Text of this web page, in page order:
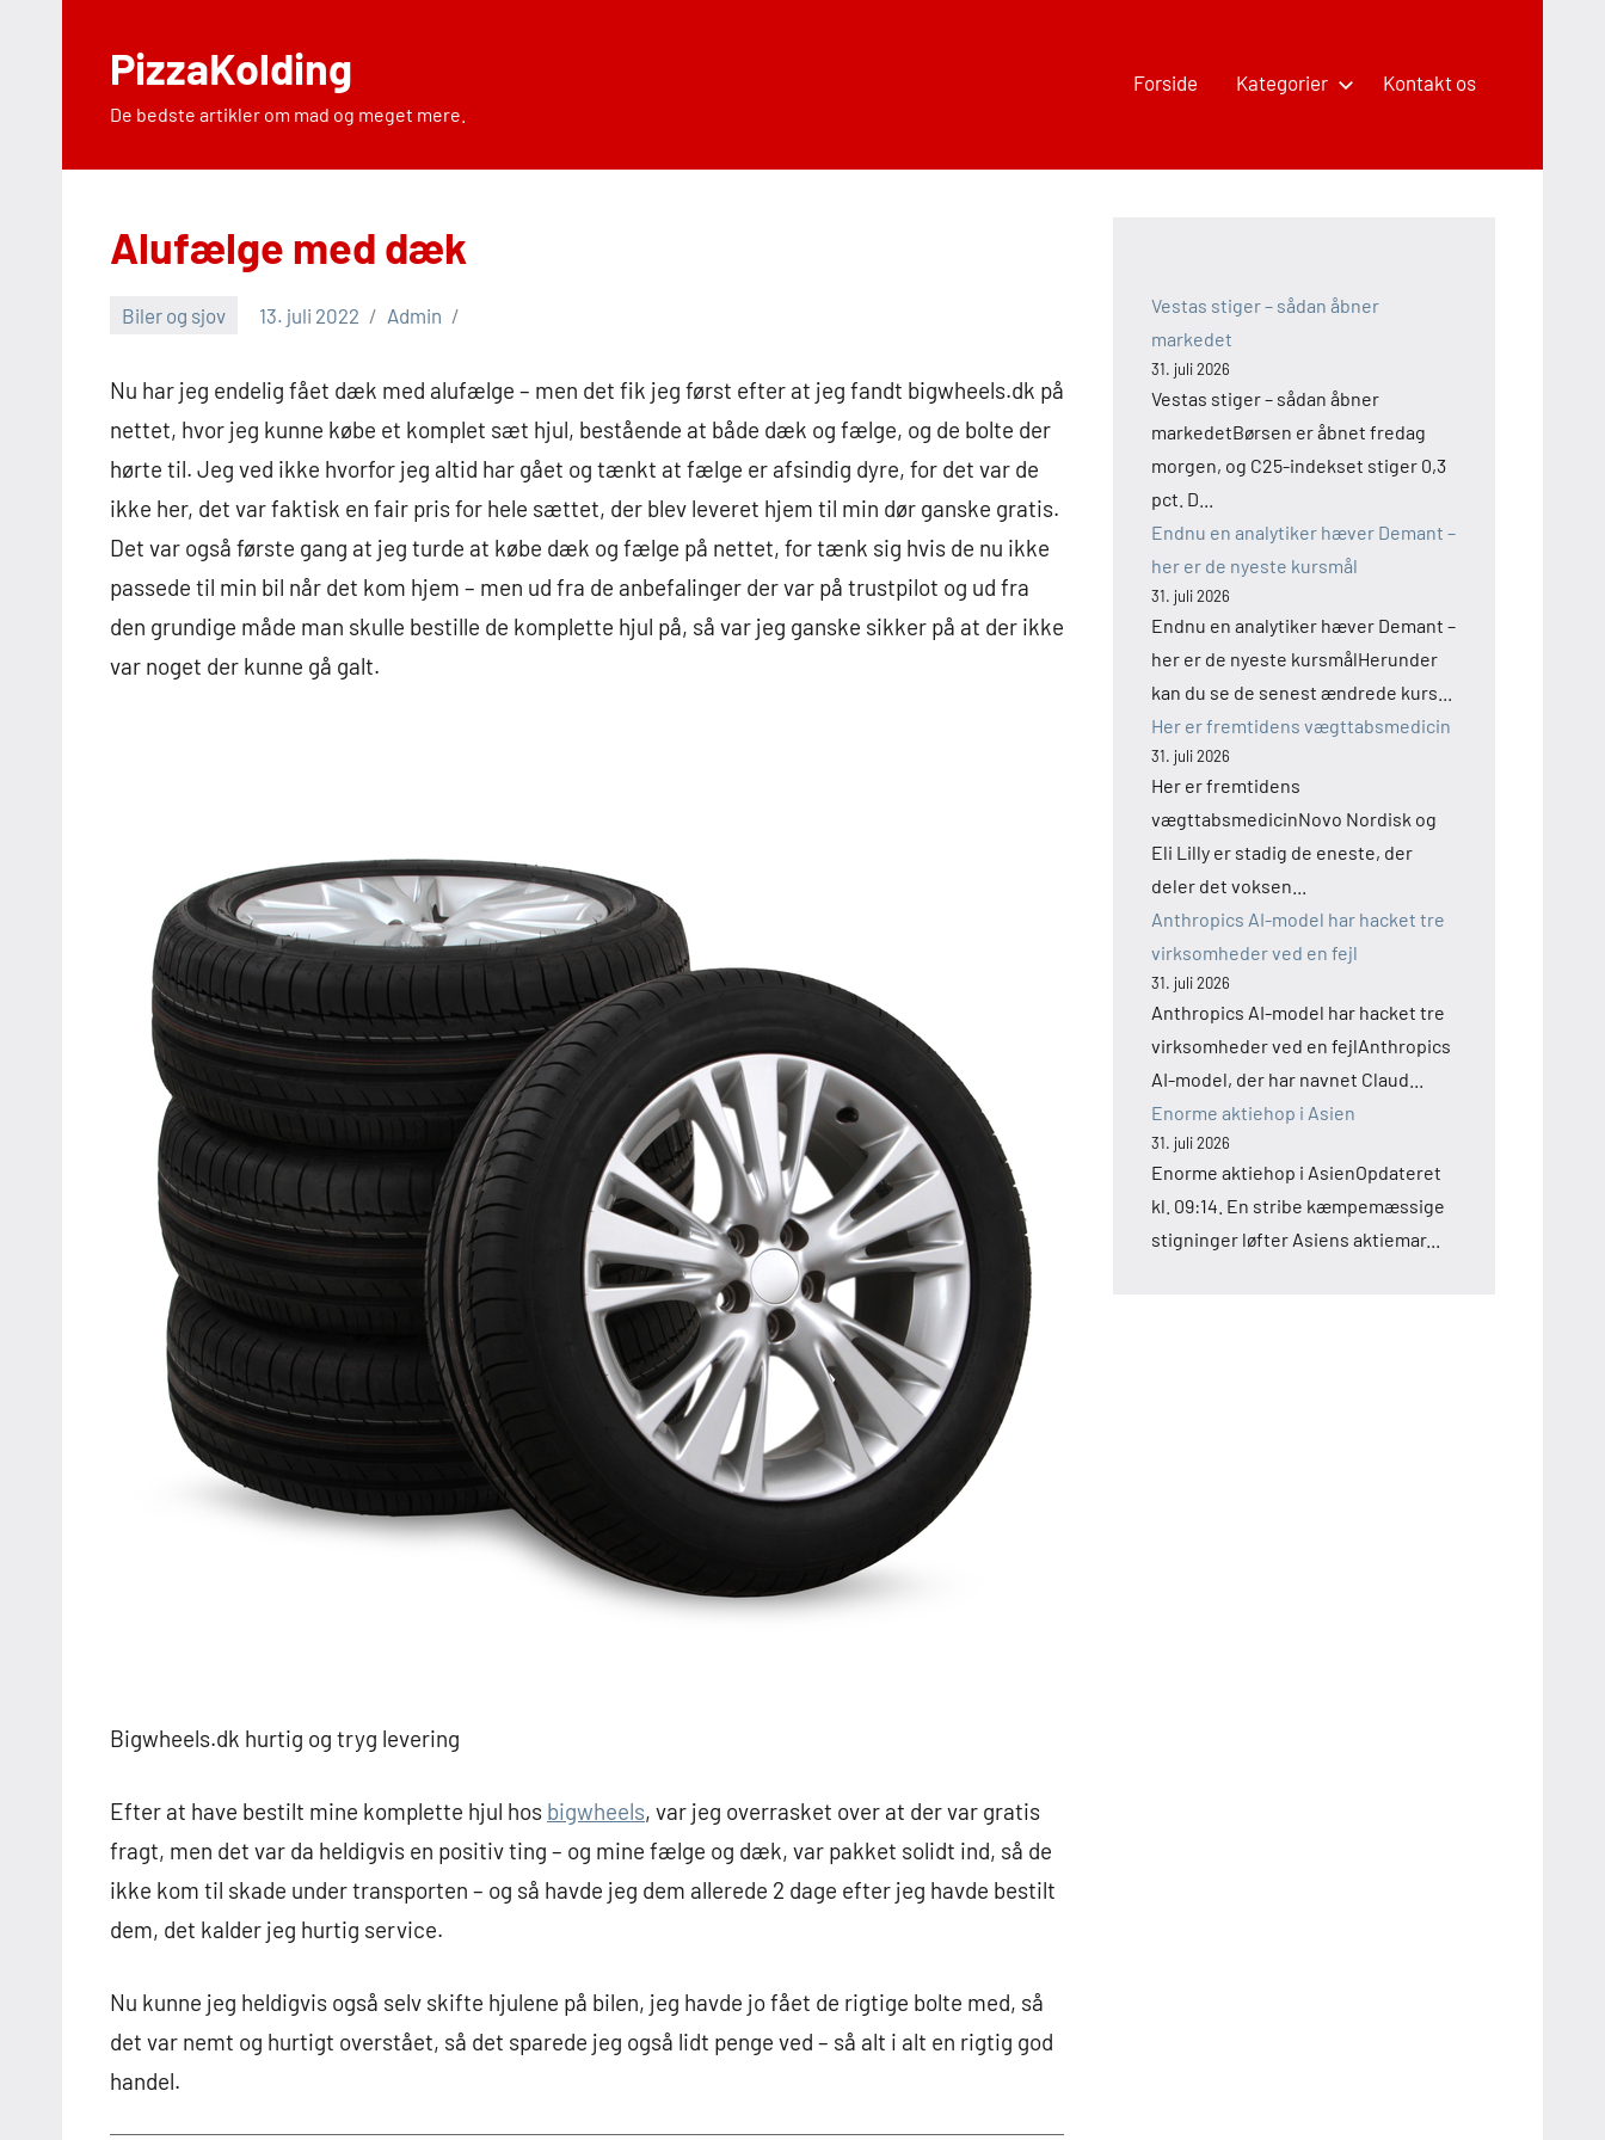
indholdPizzaKolding
De bedste artikler om mad og meget mere.
Forside Kategorier Kontakt os
Alufælge med dæk
Biler og sjov 13. juli 2022 Admin
Nu har jeg endelig fået dæk med alufælge – men det fik jeg først efter at jeg fandt bigwheels.dk på
nettet, hvor jeg kunne købe et komplet sæt hjul, bestående at både dæk og fælge, og de bolte der
hørte til. Jeg ved ikke hvorfor jeg altid har gået og tænkt at fælge er afsindig dyre, for det var de
ikke her, det var faktisk en fair pris for hele sættet, der blev leveret hjem til min dør ganske gratis.
Det var også første gang at jeg turde at købe dæk og fælge på nettet, for tænk sig hvis de nu ikke
passede til min bil når det kom hjem – men ud fra de anbefalinger der var på trustpilot og ud fra
den grundige måde man skulle bestille de komplette hjul på, så var jeg ganske sikker på at der ikke
var noget der kunne gå galt.
Bigwheels.dk hurtig og tryg levering
Efter at have bestilt mine komplette hjul hos bigwheels, var jeg overrasket over at der var gratis
fragt, men det var da heldigvis en positiv ting – og mine fælge og dæk, var pakket solidt ind, så de
ikke kom til skade under transporten – og så havde jeg dem allerede 2 dage efter jeg havde bestilt
dem, det kalder jeg hurtig service.
Nu kunne jeg heldigvis også selv skifte hjulene på bilen, jeg havde jo fået de rigtige bolte med, så
det var nemt og hurtigt overstået, så det sparede jeg også lidt penge ved – så alt i alt en rigtig god
handel.
Vestas stiger – sådan åbner
markedet
31. juli 2026
Vestas stiger – sådan åbner
markedetBørsen er åbnet fredag
morgen, og C25-indekset stiger 0,3
pct. D...
Endnu en analytiker hæver Demant –
her er de nyeste kursmål
31. juli 2026
Endnu en analytiker hæver Demant –
her er de nyeste kursmålHerunder
kan du se de senest ændrede kurs...
Her er fremtidens vægttabsmedicin
31. juli 2026
Her er fremtidens
vægttabsmedicinNovo Nordisk og
Eli Lilly er stadig de eneste, der
deler det voksen...
Anthropics AI-model har hacket tre
virksomheder ved en fejl
31. juli 2026
Anthropics AI-model har hacket tre
virksomheder ved en fejlAnthropics
AI-model, der har navnet Claud...
Enorme aktiehop i Asien
31. juli 2026
Enorme aktiehop i AsienOpdateret
kl. 09:14. En stribe kæmpemæssige
stigninger løfter Asiens aktiemar...